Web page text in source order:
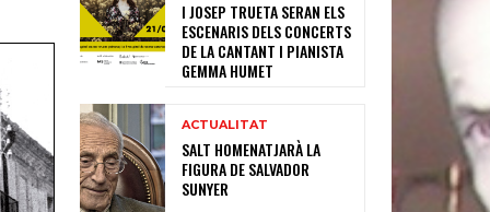
I JOSEP TRUETA SERAN ELS
ESCENARIS DELS CONCERTS
DE LA CANTANT I PIANISTA
GEMMA HUMET
ACTUALITAT
SALT HOMENATJARÀ LA
FIGURA DE SALVADOR
SUNYER